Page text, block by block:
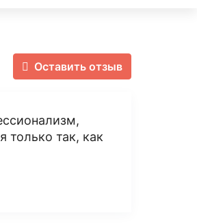
Оставить отзыв
только так, как